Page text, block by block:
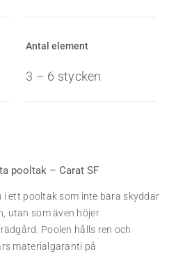
Antal element
3 – 6 stycken
pooltak – Carat SF
i ett pooltak som inte bara skyddar
utan som även höjer
Poolen hålls ren och
materialgaranti på